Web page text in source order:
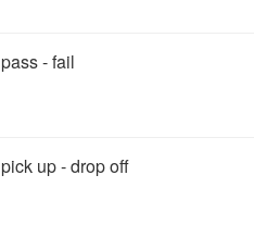
pass - fail
pick up - drop off